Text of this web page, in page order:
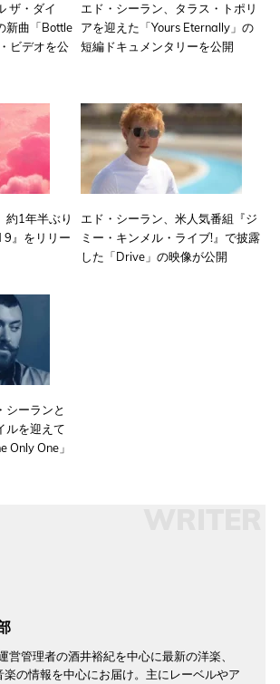
ザ・ダイ
新曲「Bottle
ビデオを公
エド・シーラン、タラス・トポリ
アを迎えた「Yours Eternally」の
短編ドキュメンタリーを公開
約1年半ぶり
9』をリリー
エド・シーラン、米人気番組『ジ
ミー・キンメル・ライブ!』で披露
した「Drive」の映像が公開
シーランと
ルを迎えて
Only One」
営管理者の酒井裕紀を中心に最新の洋楽、
楽の情報を中心にお届け。主にレーベルやア